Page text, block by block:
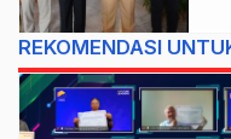
REKOMENDASI